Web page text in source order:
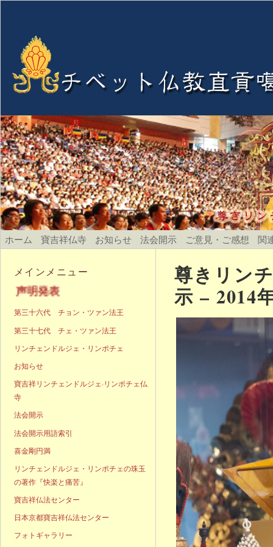
ホーム 寶吉祥仏寺 お知らせ 法会開示 ご意見・ご感想 関
尊きリン
示 – 2014
メインメニュー
第三十六代 チョン・ツァン法王
第三十七代 チェ・ツァン法王
リンチェンドルジェ・リンポチェ
お知らせ
寶吉祥リンチェンドルジェ·リンポチェ仏
寺
法会開示
法会開示用語索引
喜金剛円満
リンチェンドルジェ・リンポチェの珠玉
の著作『快楽と痛苦』
寶吉祥仏法センター
日本京都寶吉祥仏法センター
フォトギャラリー